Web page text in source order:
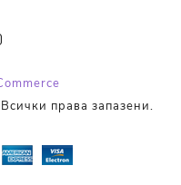
права запазени.